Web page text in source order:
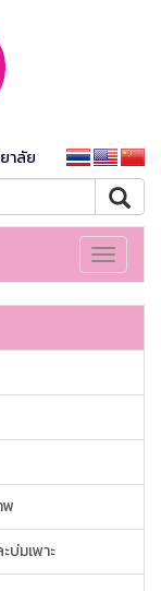
าลัย
Toggle
พ
มเพาะ